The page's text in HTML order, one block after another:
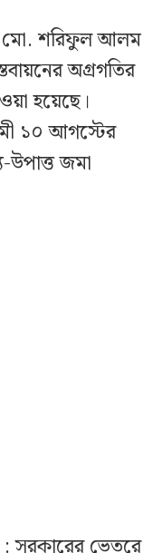
মো. শরিফুল আলম
অগ্রগতির
হয়েছে।
১০ আগস্টের
জমা